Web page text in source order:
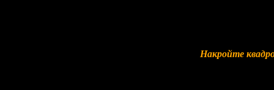
Накройте